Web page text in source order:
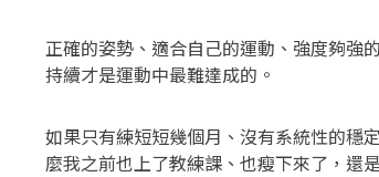
正確的姿勢、適合自己的運動、強度夠強
持續才是運動中最難達成的。
如果只有練短短幾個月、沒有系統性的穩
麼我之前也上了教練課、也瘦下來了，還